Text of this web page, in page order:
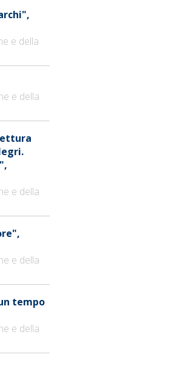
e della
e della
e della
e della
tempo
e della